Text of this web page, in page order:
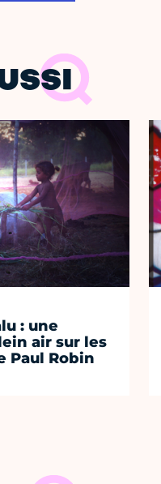
: une
air sur les
Paul Robin